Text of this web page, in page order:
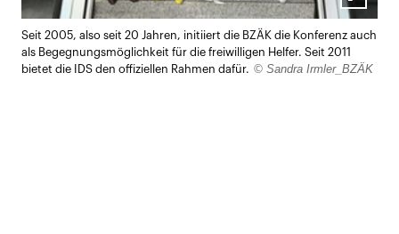
öffnen
Seit 2005, also seit 20 Jahren, initiiert die BZÄK die Konferenz auch
als Begegnungsmöglichkeit für die freiwilligen Helfer. Seit 2011
bietet die IDS den offiziellen Rahmen dafür. © Sandra Irmler_BZÄK